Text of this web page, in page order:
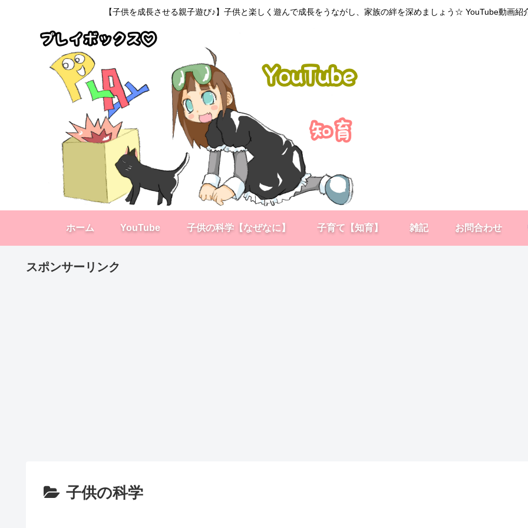
【子供を成長させる親子遊び♪】子供と楽しく遊んで成長をうながし、家族の絆を深めましょう☆ YouTube動画紹
ホーム YouTube 子供の科学【なぜなに】 子育て【知育】 雑記 お問合わせ
スポンサーリンク
子供の科学